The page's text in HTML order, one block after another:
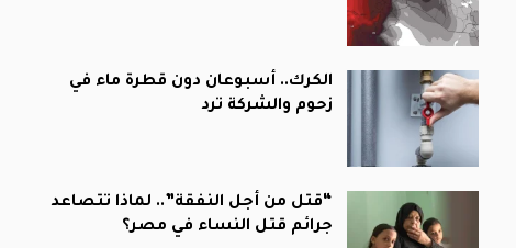
الكرك.. أسبوعان دون قطرة ماء في
زحوم والشركة ترد
“قتل من أجل النفقة”.. لماذا تتصاعد
جرائم قتل النساء في مصر؟